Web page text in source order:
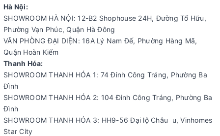
Hà Nội:
SHOWROOM HÀ NỘI: 12-B2 Shophouse 24H, Đường Tố Hữu,
Phường Vạn Phúc, Quận Hà Đông
VĂN PHÒNG ĐẠI DIỆN: 16A Lý Nam Đế, Phường Hàng Mã,
Quận Hoàn Kiếm
Thanh Hóa:
SHOWROOM THANH HÓA 1: 74 Đinh Công Tráng, Phường Ba
Đình
SHOWROOM THANH HÓA 2: 104 Đinh Công Tráng, Phường Ba
Đình
SHOWROOM THANH HÓA 3: HH9-56 Đại lộ Châu u, Vinhomes
Star City